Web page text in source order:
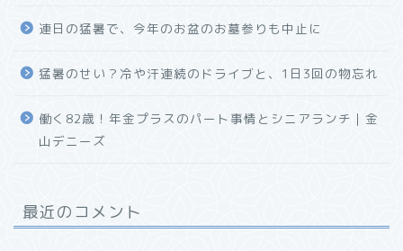
連日の猛暑で、今年のお盆のお墓参りも中止に
猛暑のせい？冷や汗連続のドライブと、1日3回の物忘れ
働く82歳！年金プラスのパート事情とシニアランチ｜金
山デニーズ
最近のコメント